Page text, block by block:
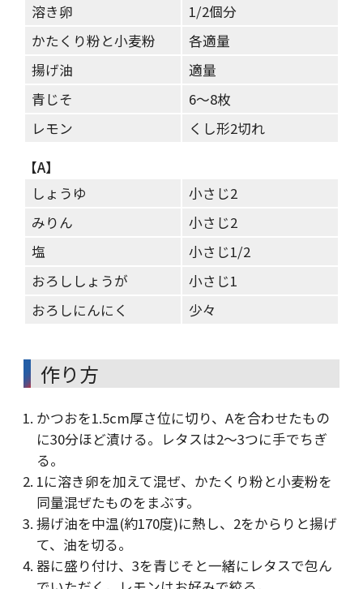
溶き卵
1/2個分
かたくり粉と小麦粉
各適量
揚げ油
適量
青じそ
6～8枚
レモン
くし形2切れ
【A】
しょうゆ
小さじ2
みりん
小さじ2
塩
小さじ1/2
おろししょうが
小さじ1
おろしにんにく
少々
作り方
かつおを1.5cm厚さ位に切り、Aを合わせたもの
に30分ほど漬ける。レタスは2～3つに手でちぎ
る。
1に溶き卵を加えて混ぜ、かたくり粉と小麦粉を
同量混ぜたものをまぶす。
揚げ油を中温(約170度)に熱し、2をからりと揚げ
て、油を切る。
器に盛り付け、3を青じそと一緒にレタスで包ん